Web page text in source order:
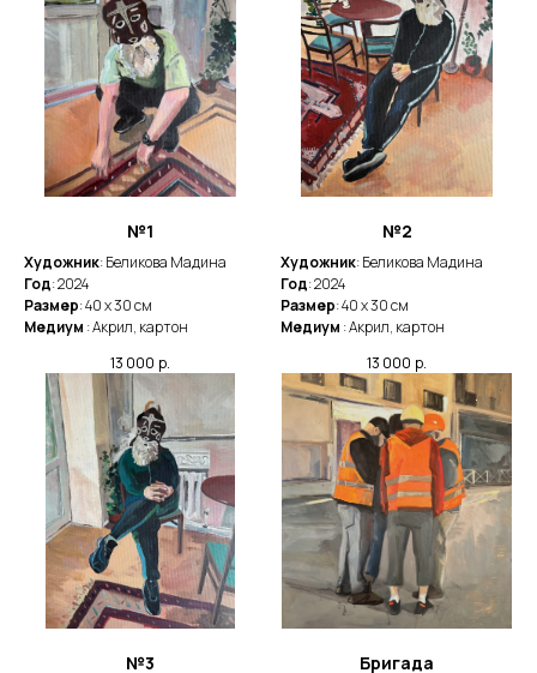
№1
Художник: Беликова Мадина
Год: 2024
Размер: 40 х 30 см
Медиум : Акрил, картон
13 000 р.
№2
Художник: Беликова Мадина
Год: 2024
Размер: 40 х 30 см
Медиум : Акрил, картон
13 000 р.
№3 Бригада